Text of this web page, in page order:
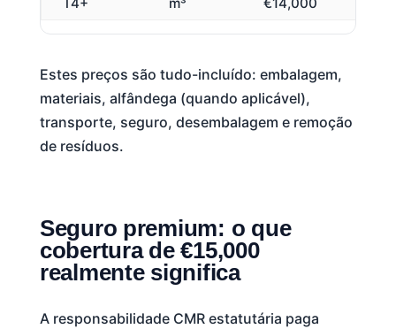
Estes preços são tudo-incluído: embalagem,
materiais, alfândega (quando aplicável),
transporte, seguro, desembalagem e remoção
de resíduos.
Seguro premium: o que
cobertura de €15,000
realmente significa
A responsabilidade CMR estatutária paga